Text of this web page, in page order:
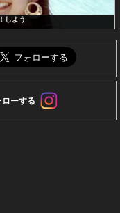
しよう
ーする